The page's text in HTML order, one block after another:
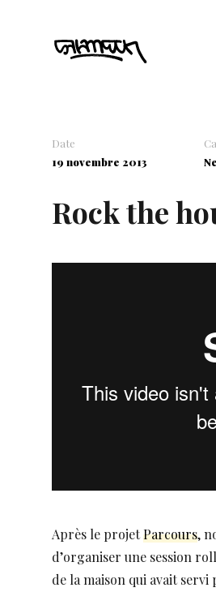
Date
19 novembre 2013
Rock the
Après le projetParcours,
d’organiser une session
de la maison qui avait servi